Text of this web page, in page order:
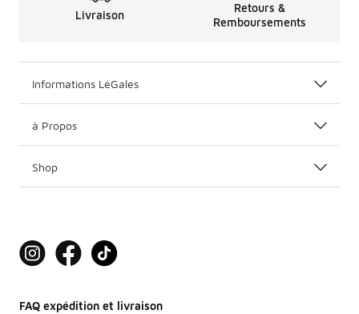
Livraison
Retours &
Remboursements
Informations LéGales
à Propos
Shop
FAQ expédition et livraison